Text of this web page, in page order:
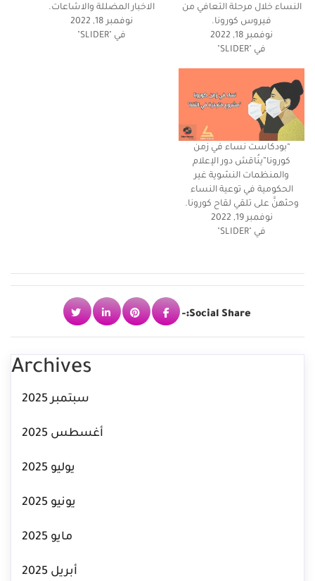
النساء خلال مرحلة التعافي من
فيروس كورونا.
نوفمبر 18, 2022
في "SLIDER"
الاخبار المضللة والاشاعات.
نوفمبر 18, 2022
في "SLIDER"
“بودكاست نساء في زمن
كورونا”ينُاقش دور الإعلام
والمنظمات النسّوية غير
الحكومية في توعية النساء
وحثهنَّ على تلقي لقاح كورونا.
نوفمبر 19, 2022
في "SLIDER"
Social Share:-
Archives
سبتمبر 2025
أغسطس 2025
يوليو 2025
يونيو 2025
مايو 2025
أبريل 2025